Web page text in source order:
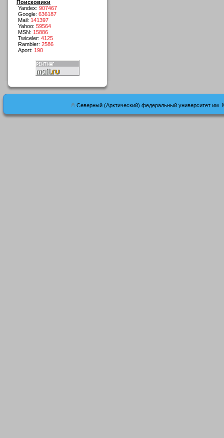
Поисковики
Yandex: 907467
Google: 636187
Mail: 141397
Yahoo: 59564
MSN: 15886
Twiceler: 4125
Rambler: 2586
Aport: 190
© Северный (Арктический) федеральный университет